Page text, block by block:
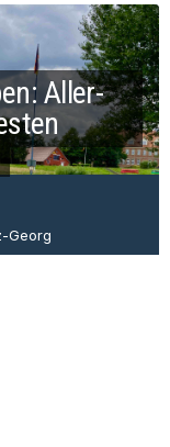
Aller-
Georg